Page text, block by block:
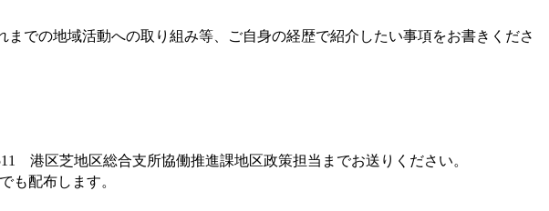
での地域活動への取り組み等、ご自身の経歴で紹介したい事項をお書きくださ
港区芝地区総合支所協働推進課地区政策担当までお送りください。
も配布します。